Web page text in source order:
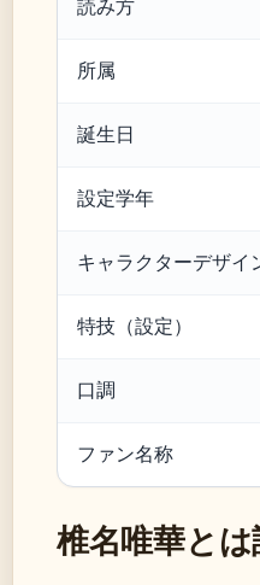
読み方
所属
誕生日
設定学年
キャラクターデザイ
特技（設定）
口調
ファン名称
椎名唯華と